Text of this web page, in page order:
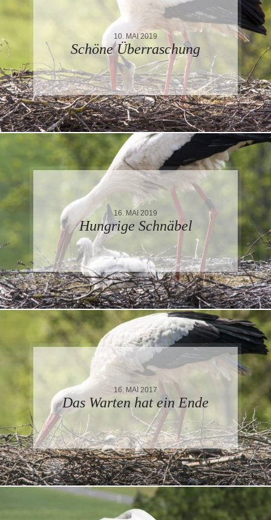
10. MAI 2019
Schöne Überraschung
16. MAI 2019
Hungrige Schnäbel
16. MAI 2017
Das Warten hat ein Ende